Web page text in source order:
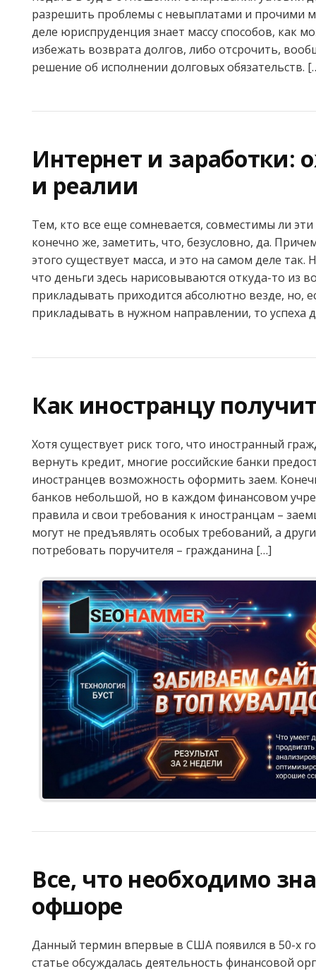
разрешить проблемы с невыплатами и прочими
деле юриспруденция знает массу способов, как
избежать возврата долгов, либо отсрочить,
решение об исполнении долговых обязательств.
Интернет и заработки:
и реалии
Тем, кто все еще сомневается, совместимы ли эти
конечно же, заметить, что, безусловно, да.
этого существует масса, и это на самом деле так.
что деньги здесь нарисовываются откуда-то из
прикладывать приходится абсолютно везде, но,
прикладывать в нужном направлении, то успеха
Как иностранцу
Хотя существует риск того, что иностранный
вернуть кредит, многие российские банки
иностранцев возможность оформить заем.
банков небольшой, но в каждом финансовом
правила и свои требования к иностранцам –
могут не предъявлять особых требований, а
потребовать поручителя – гражданина […]
Все, что необходимо
офшоре
Данный термин впервые в США появился в 50-х
статье обсуждалась деятельность финансовой